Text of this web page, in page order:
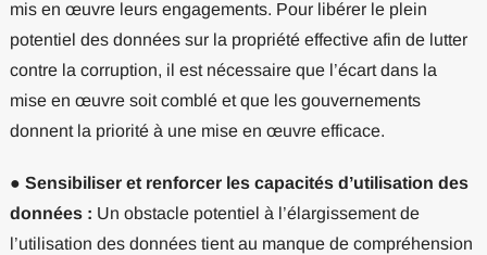
mis en œuvre leurs engagements. Pour libérer le plein
potentiel des données sur la propriété effective afin de lutter
contre la corruption, il est nécessaire que l’écart dans la
mise en œuvre soit comblé et que les gouvernements
donnent la priorité à une mise en œuvre efficace.
● Sensibiliser et renforcer les capacités d’utilisation des
données : Un obstacle potentiel à l’élargissement de
l’utilisation des données tient au manque de compréhension